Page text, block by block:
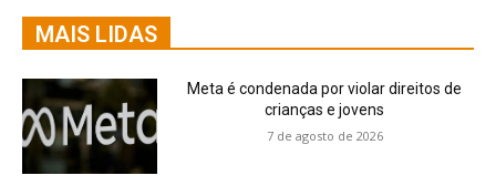
MAIS LIDAS
Meta é condenada por violar direitos de
crianças e jovens
7 de agosto de 2026